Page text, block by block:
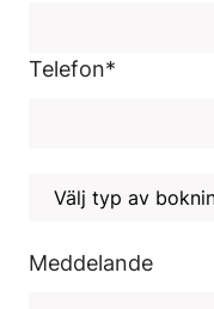
Telefon*
Meddelande